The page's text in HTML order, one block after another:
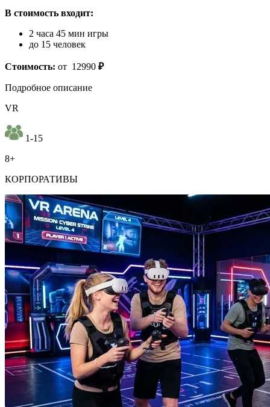
В стоимость входит:
2 часа 45 мин игры
до 15 человек
Стоимость: от 12990 ₽
Подробное описание
VR
1-15
8+
КОРПОРАТИВЫ